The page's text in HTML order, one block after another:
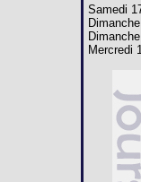
Samedi
Mercredi